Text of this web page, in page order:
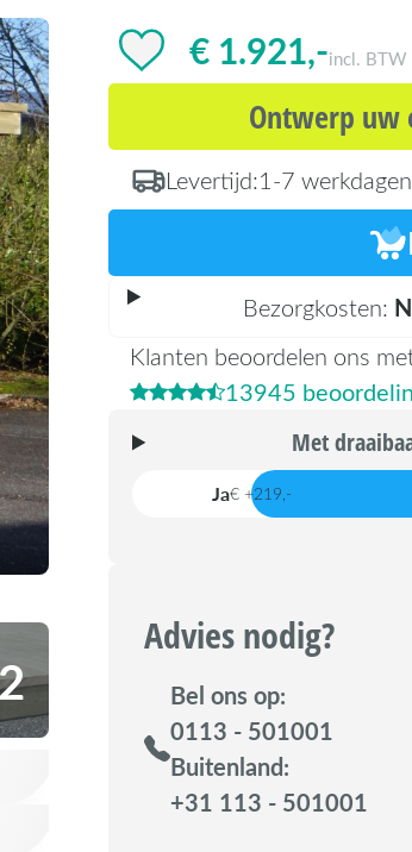
€ 1.921,-incl. BTW
Ontwerp uw
Levertijd:1-7 werkdagen
Bezorgkosten:
Klanten beoordelen ons
13945
Met
Ja€ +219,-
Advies nodig?
Bel ons op:
0113 - 501001
Buitenland:
+31 113 - 501001